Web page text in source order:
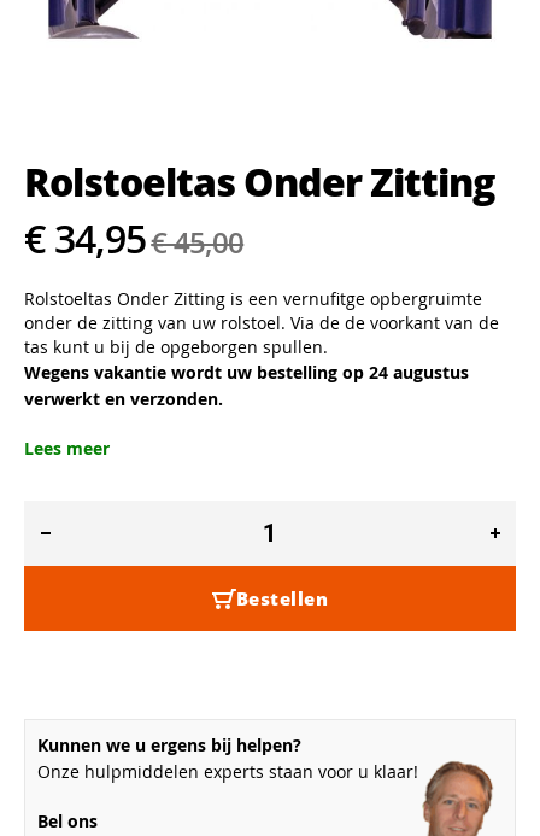
begin
van
de
afbeeldingen-
Rolstoeltas Onder Zitting
€ 34,95€ 45,00
Rolstoeltas Onder Zitting is een vernufitge opbergruimte
onder de zitting van uw rolstoel. Via de de voorkant van de
tas kunt u bij de opgeborgen spullen.
Wegens vakantie wordt uw bestelling op 24 augustus
verwerkt en verzonden.
Lees meer
Bestellen
Kunnen we u ergens bij helpen?
Onze hulpmiddelen experts staan voor u klaar!
Bel ons